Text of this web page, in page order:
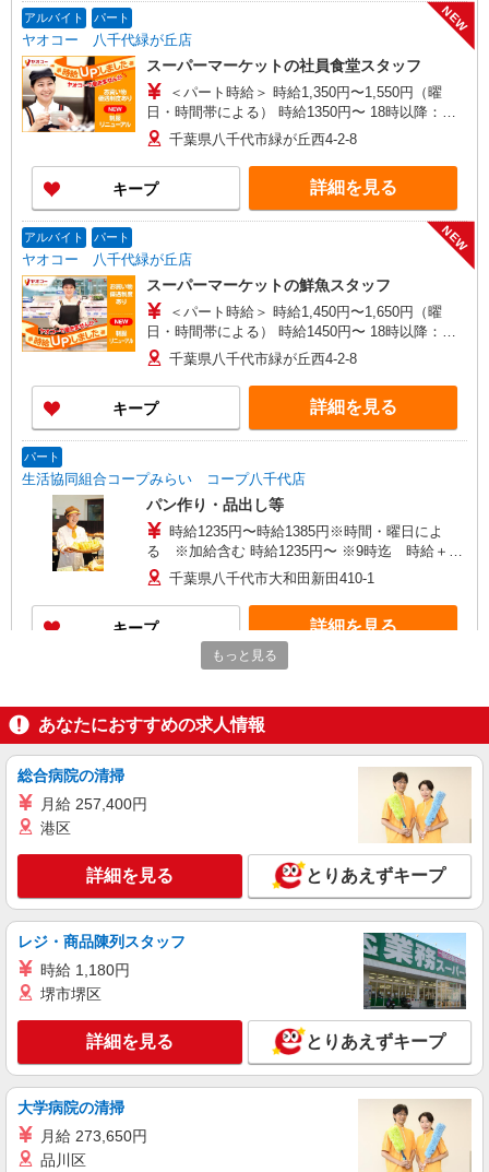
給1350円〜 18時以降：時給1450円〜 ★土曜＋100
円 ★日・祝＋100円 ※アルバイトさんの時給や募
集内容はお問い合わせください
アルバイト パート
ヤオコー 八千代緑が丘店
NEW
スーパーマーケットの社員食堂スタッフ
＜パート時給＞ 時給1,350円〜1,550円（曜
日・時間帯による） 時給1350円〜 18時以降：時
給1450円〜 ★土曜＋100円 ★日・祝＋100円 ※ア
ルバイトさんの時給や募集内容はお問い合わせく
ださい
千葉県八千代市緑が丘西4-2-8
キープ 詳細を見る
アルバイト パート
ヤオコー 八千代緑が丘店
NEW
スーパーマーケットの鮮魚スタッフ
＜パート時給＞ 時給1,450円〜1,650円（曜
日・時間帯による） 時給1450円〜 18時以降：時
給1550円〜 ★土曜＋100円 ★日・祝＋100円 ※ア
ルバイトさんの時給や募集内容はお問い合わせく
ださい
千葉県八千代市緑が丘西4-2-8
キープ 詳細を見る
パート
生活協同組合コープみらい コープ八千代店
パン作り・品出し等
時給1235円〜時給1385円※時間・曜日によ
る ※加給含む 時給1235円〜 ※9時迄 時給＋
100円 ※16時（17時）以降 時給＋150円 ※日・
祝日 時給＋150円
千葉県八千代市大和田新田410-1
キープ 詳細を見る
品出し
時給1205円〜 ※時間・曜日による 時給1205
詳細を見る
アルバイト パート
タイヨー八千代店
食品スーパーのレジスタッフ
り） ★日曜日、祝日は時給100円アップ（規定あ
り） ▼その他、待遇欄をご覧ください▼
千葉県八千代市大和田新田72-2
キープ 詳細を見る
正社員
タイヨー八千代店
第二新卒 地域に根ざしたスーパーの販売スタ
もっと見る
あなたにおすすめの求人情報
総合病院の清掃
月給 257,400円
港区
詳細を見る とりあえずキープ
レジ・商品陳列スタッフ
時給 1,180円
堺市堺区
詳細を見る とりあえずキープ
大学病院の清掃
月給 273,650円
品川区